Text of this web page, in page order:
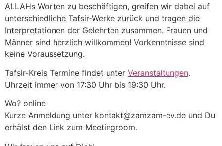
ALLAHs Worten zu beschäftigen, greifen wir dabei auf
unterschiedliche Tafsir-Werke zurück und tragen die
Interpretationen der Gelehrten zusammen. Frauen und
Männer sind herzlich willkommen! Vorkenntnisse sind
keine Voraussetzung.
Tafsir-Kreis Termine findet unter Veranstaltungen.
Uhrzeit immer von 17:30 Uhr bis 19:30 Uhr.
Wo? online
Kurze Anmeldung unter kontakt@zamzam-ev.de und Du
erhälst den Link zum Meetingroom.